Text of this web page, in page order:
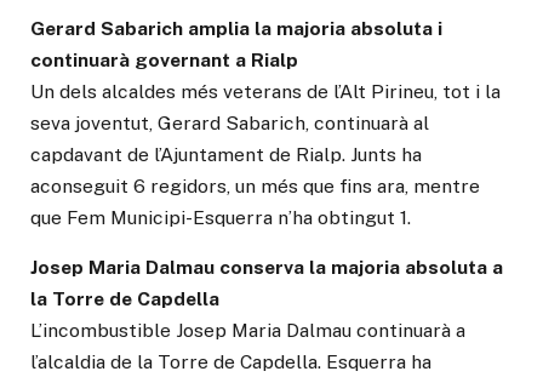
Gerard Sabarich amplia la majoria absoluta i
continuarà governant a Rialp
Un dels alcaldes més veterans de l’Alt Pirineu, tot i la
seva joventut, Gerard Sabarich, continuarà al
capdavant de l’Ajuntament de Rialp. Junts ha
aconseguit 6 regidors, un més que fins ara, mentre
que Fem Municipi-Esquerra n’ha obtingut 1.
Josep Maria Dalmau conserva la majoria absoluta a
la Torre de Capdella
L’incombustible Josep Maria Dalmau continuarà a
l’alcaldia de la Torre de Capdella. Esquerra ha